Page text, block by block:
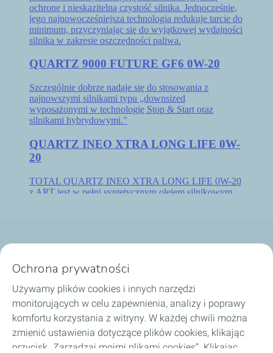
Dobierz olej
Porady i wskazówki
O TotalEnergies
Ochrona prywatności
Używamy plików cookies i innych narzędzi
monitorujących w celu zapewnienia, analizy i poprawy
komfortu korzystania z witryny. W każdej chwili można
zmienić ustawienia dotyczące plików cookies, klikając
przycisk „Zarządzaj moimi plikami cookies”. Klikając